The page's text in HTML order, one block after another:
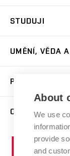
Přijímačky
Dny otevřených
Přípravné kurzy
Studium bez
Katedra teorií a
Kabinety a dílny
Kontakt
STUDUJI
Časový plán studia
Studijní předpisy
Studium a stáže
Rezidenční pobyty
Odborná praxe
UMĚNÍ, VĚDA
Publikační činnost
Projekty
Výstavy
PRO VEŘEJNOST
Letní školy a
Nakladatelská a
Research
O FAKULTĚ
Aktuality
Informační tabule
About
We use
provide
and